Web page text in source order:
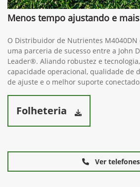
Menos tempo ajustando e
O Distribuidor de Nutrientes M4040DN
uma parceria de sucesso entre a John
Leader®. Aliando robustez e
capacidade operacional, qualidade de
de ajuste e o melhor suporte
Folheteria
Ver telefones